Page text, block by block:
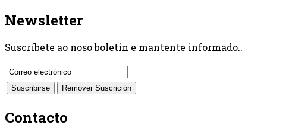
Newsletter
Suscríbete ao noso boletín e mantente informado..
Contacto